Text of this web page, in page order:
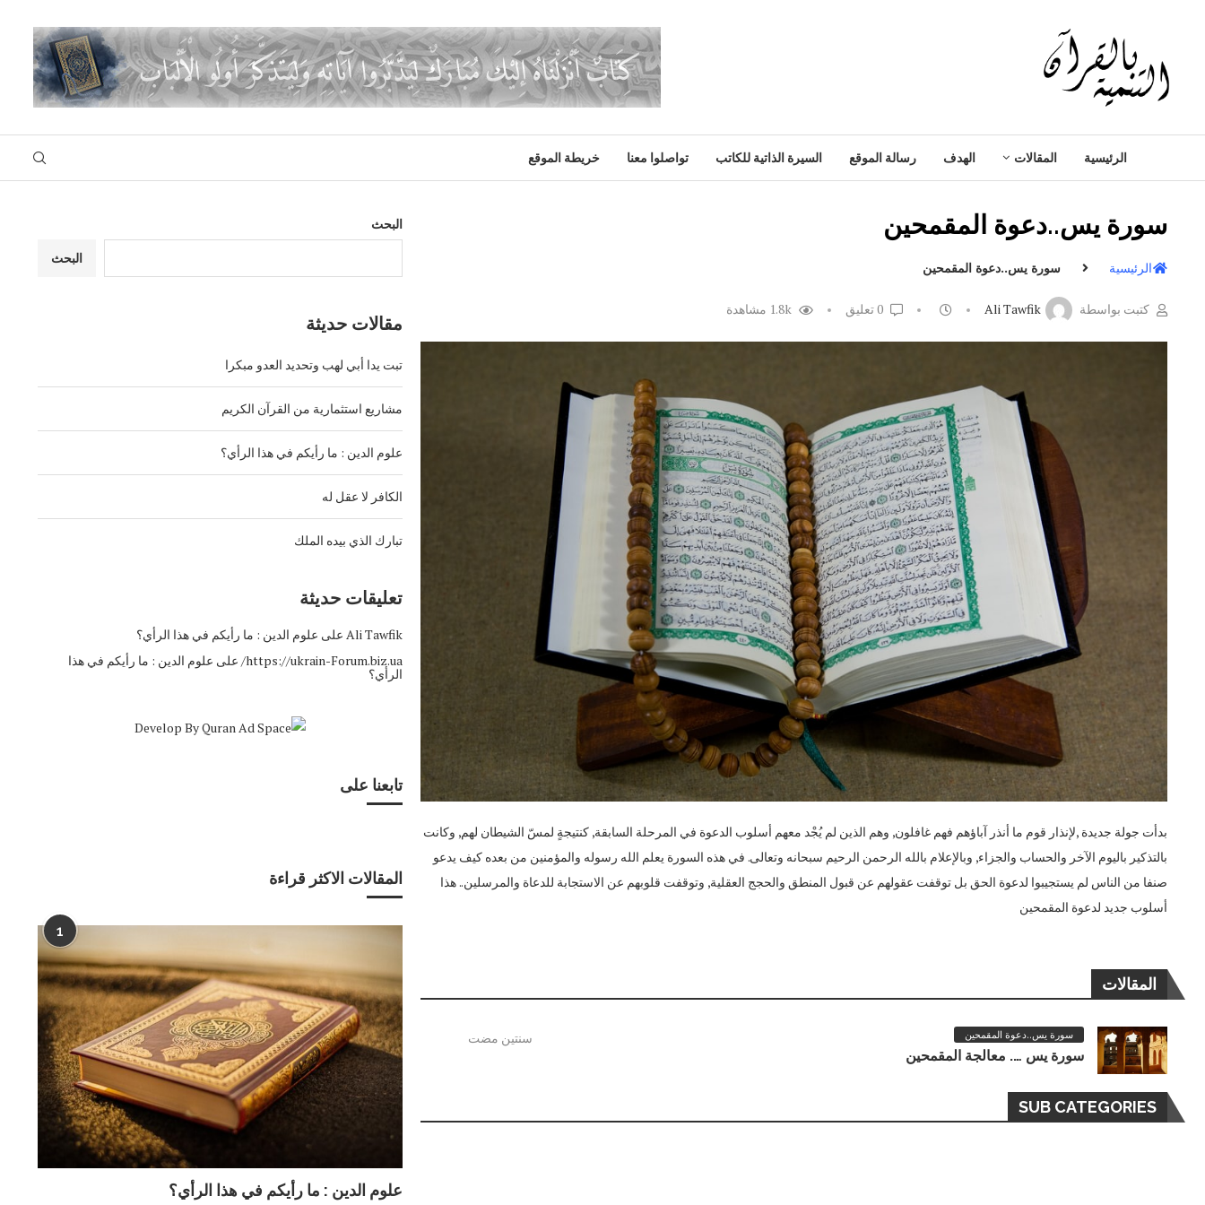
الرئيسية المقالات الهدف رسالة الموقع السيرة الذاتية للكاتب تواصلوا معنا خريطة الموقع
سورة يس..دعوة المقمحين
الرئيسية سورة يس..دعوة المقمحين
كتبت بواسطة Ali Tawfik
1.8k مشاهدة
بدأت جولة جديدة ,لإنذار قوم ما أنذر آباؤهم فهم غافلون, وهم الذين لم يُجْد معهم أسلوب الدعوة في المرحلة السابقة, كنتيجةٍ لمسّ الشيطان لهم, وكانت
بالتذكير باليوم الآخر والحساب والجزاء, وبالإعلام بالله الرحمن الرحيم سبحانه وتعالى. في هذه السورة يعلم الله رسوله والمؤمنين من بعده كيف يدعو
صنفا من الناس لم يستجيبوا لدعوة الحق بل توقفت عقولهم عن قبول المنطق والحجج العقلية, وتوقفت قلوبهم عن الاستجابة للدعاة والمرسلين.. هذا
أسلوب جديد لدعوة المقمحين
المقالات
سنتين مضت سورة يس..دعوة المقمحين
سورة يس …. معالجة المقمحين
SUB CATEGORIES
البحث
البحث
مقالات حديثة
تبت يدا أبي لهب وتحديد العدو مبكرا
مشاريع استثمارية من القرآن الكريم
علوم الدين : ما رأيكم في هذا الرأي؟
الكافر لا عقل له
تبارك الذي بيده الملك
تعليقات حديثة
Ali Tawfik على علوم الدين : ما رأيكم في هذا الرأي؟
https://ukrain-Forum.biz.ua/ على علوم الدين : ما رأيكم في هذا
الرأي؟
تابعنا على
المقالات الاكثر قراءة
1
علوم الدين : ما رأيكم في هذا الرأي؟